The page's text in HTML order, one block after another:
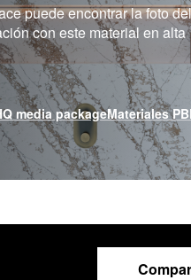
puede encontrar la foto
con este material en alta
media packageMateriales